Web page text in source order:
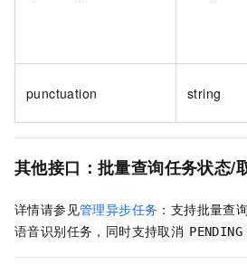
punctuation string
其他接口：批量查询任务状态/
详情请参见管理异步任务 ：支持批量查询
语音识别任务，同时支持取消 PENDING